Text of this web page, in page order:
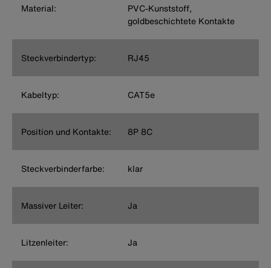
Material:
PVC-Kunststoff,
goldbeschichtete Kontakte
Steckverbindertyp: RJ45
Kabeltyp: CAT5e
Position und Kontakte: 8P 8C
Steckverbinderfarbe: klar
Massiver Leiter: Ja
Litzenleiter: Ja